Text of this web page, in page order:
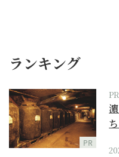
ランキング
PR
PR